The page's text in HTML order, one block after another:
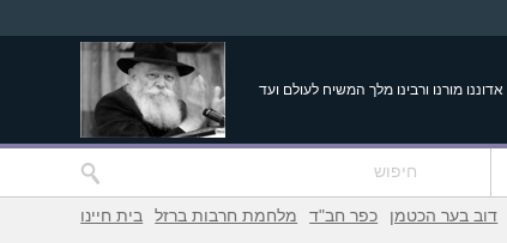
אדוננו מורנו ורבינו מלך המשיח לעולם ועד
דוב בער הכטמן כפר חב"ד מלחמת חרבות ברזל בית חיינו